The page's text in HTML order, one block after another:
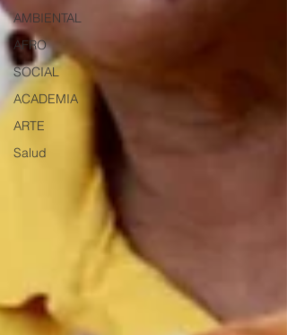
AMBIENTAL
AFRO
SOCIAL
ACADEMIA
ARTE
Salud